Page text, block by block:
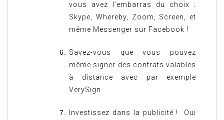
vous avez l’embarras du choix :
Skype, Whereby, Zoom, Screen, et
même Messenger sur Facebook !
Savez-vous que vous pouvez
même signer des contrats valables
à distance avec par exemple
VerySign.
Investissez dans la publicité ! Oui